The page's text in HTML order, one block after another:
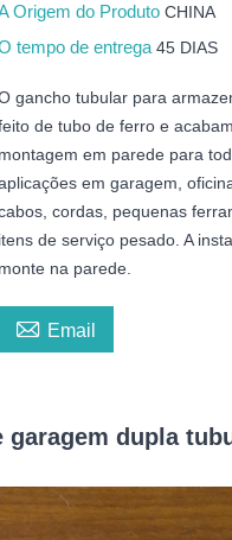
Origem do ProdutoCHINA
tempo de entrega45 DIAS
gancho tubular para
de tubo de ferro e
montagem em parede para
em garagem,
cordas, pequenas
itens de serviço pesado. A
monte na parede.
 Email
garagem dupla